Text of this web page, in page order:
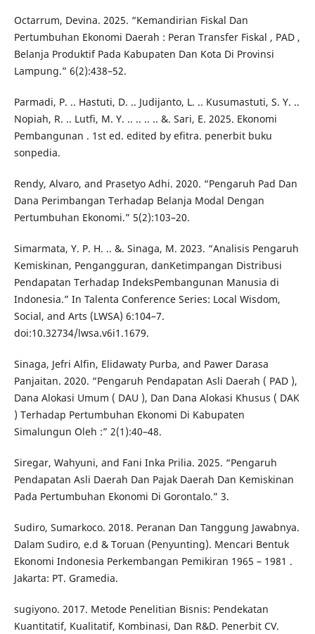
Octarrum, Devina. 2025. “Kemandirian Fiskal Dan
Pertumbuhan Ekonomi Daerah : Peran Transfer Fiskal , PAD ,
Belanja Produktif Pada Kabupaten Dan Kota Di Provinsi
Lampung.” 6(2):438–52.
Parmadi, P. .. Hastuti, D. .. Judijanto, L. .. Kusumastuti, S. Y. ..
Nopiah, R. .. Lutfi, M. Y. .. .. .. .. &. Sari, E. 2025. Ekonomi
Pembangunan . 1st ed. edited by efitra. penerbit buku
sonpedia.
Rendy, Alvaro, and Prasetyo Adhi. 2020. “Pengaruh Pad Dan
Dana Perimbangan Terhadap Belanja Modal Dengan
Pertumbuhan Ekonomi.” 5(2):103–20.
Simarmata, Y. P. H. .. &. Sinaga, M. 2023. “Analisis Pengaruh
Kemiskinan, Pengangguran, danKetimpangan Distribusi
Pendapatan Terhadap IndeksPembangunan Manusia di
Indonesia.” In Talenta Conference Series: Local Wisdom,
Social, and Arts (LWSA) 6:104–7.
doi:10.32734/lwsa.v6i1.1679.
Sinaga, Jefri Alfin, Elidawaty Purba, and Pawer Darasa
Panjaitan. 2020. “Pengaruh Pendapatan Asli Daerah ( PAD ),
Dana Alokasi Umum ( DAU ), Dan Dana Alokasi Khusus ( DAK
) Terhadap Pertumbuhan Ekonomi Di Kabupaten
Simalungun Oleh :” 2(1):40–48.
Siregar, Wahyuni, and Fani Inka Prilia. 2025. “Pengaruh
Pendapatan Asli Daerah Dan Pajak Daerah Dan Kemiskinan
Pada Pertumbuhan Ekonomi Di Gorontalo.” 3.
Sudiro, Sumarkoco. 2018. Peranan Dan Tanggung Jawabnya.
Dalam Sudiro, e.d & Toruan (Penyunting). Mencari Bentuk
Ekonomi Indonesia Perkembangan Pemikiran 1965 – 1981 .
Jakarta: PT. Gramedia.
sugiyono. 2017. Metode Penelitian Bisnis: Pendekatan
Kuantitatif, Kualitatif, Kombinasi, Dan R&D. Penerbit CV.